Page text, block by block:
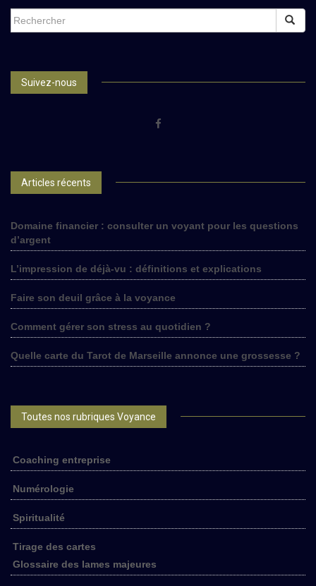
SEARCH
FOR:
Suivez-nous
Articles récents
Domaine financier : consulter un voyant pour les questions
d’argent
L’impression de déjà-vu : définitions et explications
Faire son deuil grâce à la voyance
Comment gérer son stress au quotidien ?
Quelle carte du Tarot de Marseille annonce une grossesse ?
Toutes nos rubriques Voyance
Coaching entreprise
Numérologie
Spiritualité
Tirage des cartes
Glossaire des lames majeures